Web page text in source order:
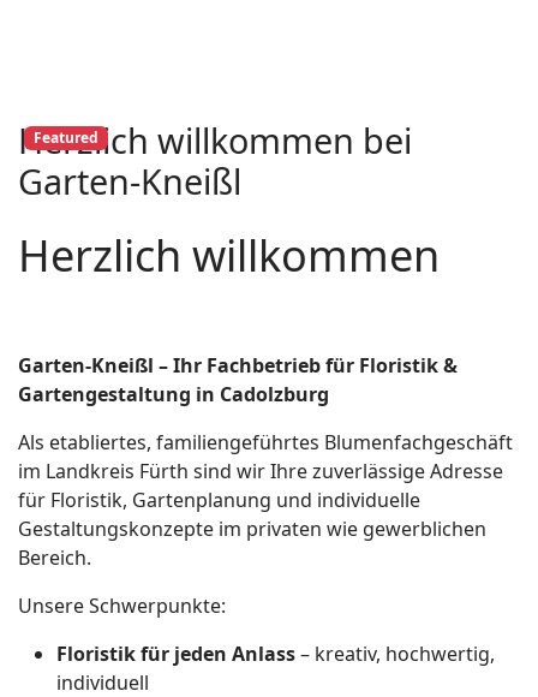
Herzlich willkommen bei
Garten-Kneißl
Featured
Herzlich willkommen
Garten-Kneißl – Ihr Fachbetrieb für Floristik &
Gartengestaltung in Cadolzburg
Als etabliertes, familiengeführtes Blumenfachgeschäft
im Landkreis Fürth sind wir Ihre zuverlässige Adresse
für Floristik, Gartenplanung und individuelle
Gestaltungskonzepte im privaten wie gewerblichen
Bereich.
Unsere Schwerpunkte:
Floristik für jeden Anlass– kreativ, hochwertig,
individuell